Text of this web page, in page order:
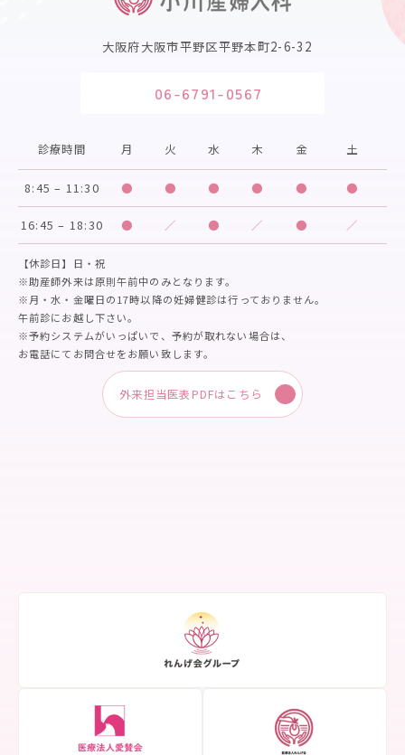
大阪府大阪市平野区平野本町2-6-32
06-6791-0567
【休診日】日・祝
※助産師外来は原則午前中のみとなります。
※月・水・金曜日の17時以降の妊婦健診は行っておりません。
午前診にお越し下さい。
※予約システムがいっぱいで、予約が取れない場合は、
お電話にてお問合せをお願い致します。
診療時間 月 火 水 木 金 土
8:45 – 11:30 ● ● ● ● ● ●
16:45 – 18:30 ● ／ ● ／ ● ／
外来担当医表PDFはこちら